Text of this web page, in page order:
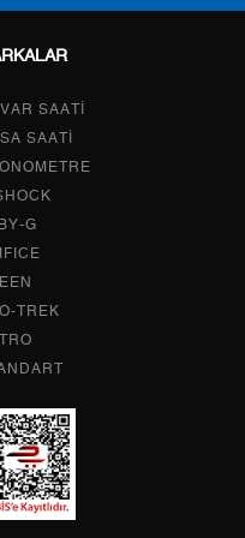
Toplam Tutar
319,20 ₺
341,64 ₺
348,60 ₺
355,86 ₺
363,44 ₺
SAATİ
SAATİ
G
TREK